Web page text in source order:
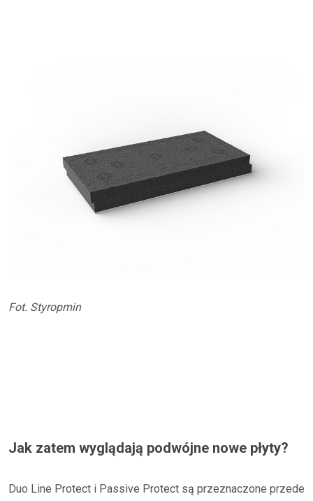
Fot. Styropmin
Jak zatem wyglądają podwójne nowe płyty?
Duo Line Protect i Passive Protect są przeznaczone przede